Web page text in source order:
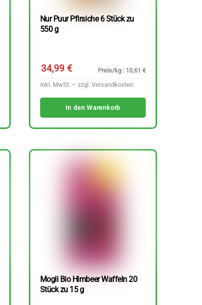
Nur Puur Pfirsiche 6 Stück zu
550 g
34,99€
Preis/kg : 10,61 €
inkl. MwSt. – zzgl. Versandkosten
In den Warenkorb
Mogli Bio Himbeer Waffeln 20
Stück zu 15 g